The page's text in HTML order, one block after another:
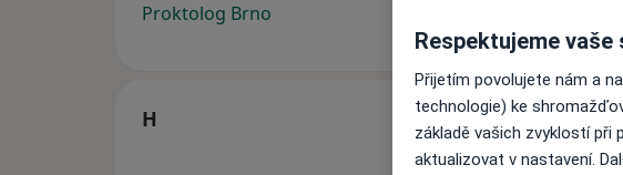
Proktolog Brno
H
Respektujeme vaše
Přijetím povolujete nám a
technologie) ke
základě vašich zvyklostí při
aktualizovat v nastavení.